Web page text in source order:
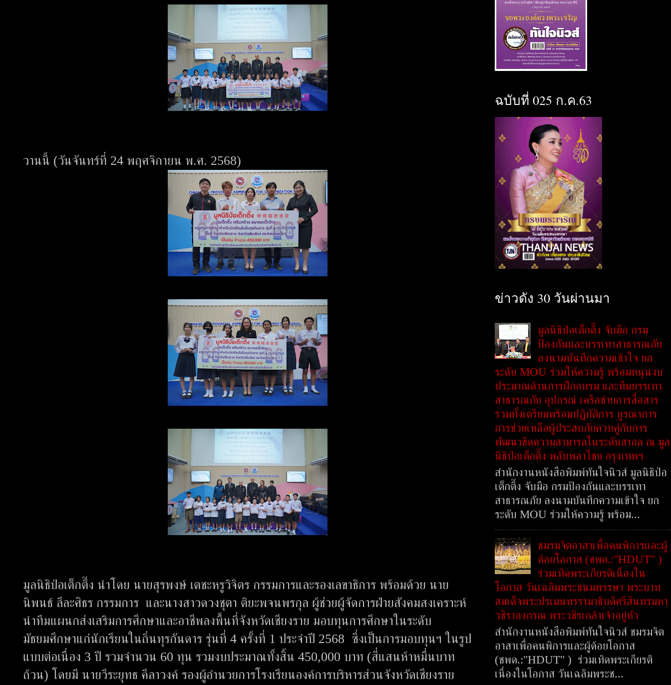
วานนี้ (วันจันทร์ที่ 24 พฤศจิกายน พ.ศ. 2568)
มูลนิธิป่อเต็กตึ๊ง นำโดย นายสุรพงษ์ เตชะหรูวิจิตร กรรมการและรองเลขาธิการ พร้อมด้วย นาย
นิพนธ์ ลีละศิธร กรรมการ และนางสาวดวงชุตา ติยะพจนพรกุล ผู้ช่วยผู้จัดการฝ่ายสังคมสงเคราะห์
นำทีมแผนกส่งเสริมการศึกษาและอาชีพลงพื้นที่จังหวัดเชียงราย มอบทุนการศึกษาในระดับ
มัธยมศึกษาแก่นักเรียนในถิ่นทุรกันดาร รุ่นที่ 4 ครั้งที่ 1 ประจำปี 2568 ซึ่งเป็นการมอบทุนฯ ในรูป
แบบต่อเนื่อง 3 ปี รวมจำนวน 60 ทุน รวมงบประมาณทั้งสิ้น 450,000 บาท (สี่แสนห้าหมื่นบาท
ถ้วน) โดยมี นายวีระยุทธ คีลาวงค์ รองผู้อำนวยการโรงเรียนองค์การบริหารส่วนจังหวัดเชียงราย
ฉบับที่ 025 ก.ค.63
ข่าวดัง 30 วันผ่านมา
มูลนิธิป่อเต็กตึ๊ง จับมือ กรม
ป้องกันและบรรเทาสาธารณภัย
ลงนามบันทึกความเข้าใจ ยก
ระดับ MOU ร่วมให้ความรู้ พร้อมหนุนงบ
ประมาณด้านการฝึกอบรม และทีมบรรเทา
สาธารณภัย อุปกรณ์ เครือข่ายการสื่อสาร
รวมทั้งเตรียมพร้อมปฏิบัติการ บูรณาการ
การช่วยเหลือผู้ประสบภัยควบคู่กับการ
พัฒนาขีดความสามารถในระดับสากล ณ มูล
นิธิป่อเต็กตึ๊ง พลับพลาไชย กรุงเทพฯ
สำนักงานหนังสือพิมพ์ทันใจนิวส์ มูลนิธิป่อ
เต็กตึ๊ง จับมือ กรมป้องกันและบรรเทา
สาธารณภัย ลงนามบันทึกความเข้าใจ ยก
ระดับ MOU ร่วมให้ความรู้ พร้อม...
ชมรมจิตอาสาเพื่อคนพิการและผู้
ด้อยโอกาส (ชพด.:"HDUT" )
ร่วมเทิดพระเกียรติเนื่องใน
โอกาส วันเฉลิมพระชนมพรรษา พระบาท
สมเด็จพระปรเมนทรรามาธิบดีศรีสินทรมหา
วชิราลงกรณ พระวชิรเกล้าเจ้าอยู่หัว
สำนักงานหนังสือพิมพ์ทันใจนิวส์ ชมรมจิต
อาสาเพื่อคนพิการและผู้ด้อยโอกาส
(ชพด.:"HDUT" ) ร่วมเทิดพระเกียรติ
เนื่องในโอกาส วันเฉลิมพระช...